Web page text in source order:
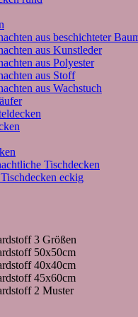
aus beschichteter
aus Kunstleder
aus Polyester
aus Stoff
aus Wachstuch
Tischdecken
eckig